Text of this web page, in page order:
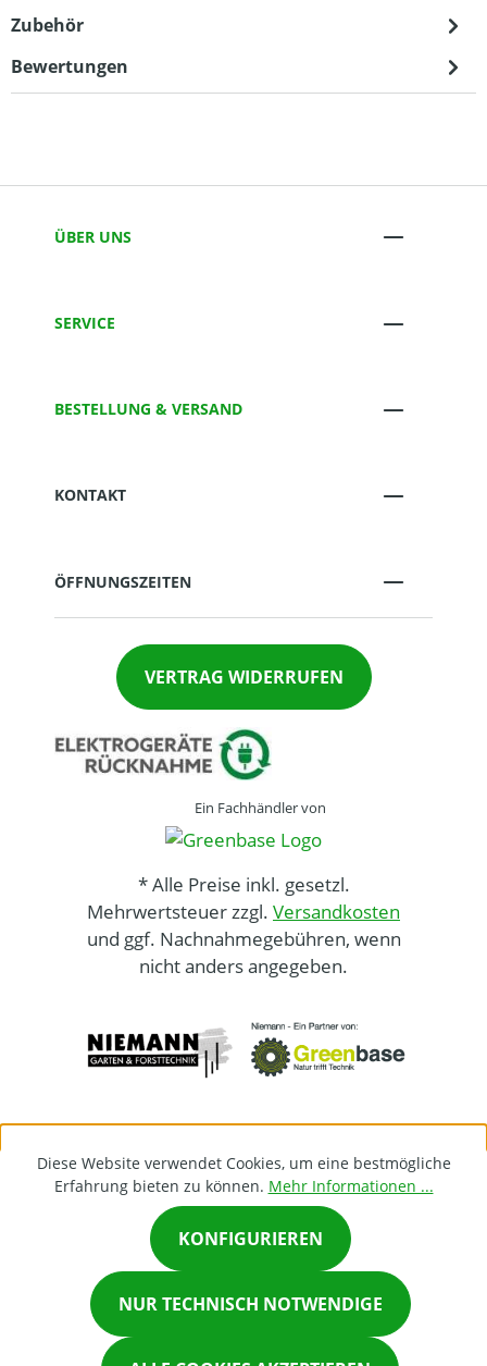
Zubehör
Bewertungen
Chat on Whatsapp
×
ÜBER UNS
SERVICE
BESTELLUNG & VERSAND
KONTAKT
ÖFFNUNGSZEITEN
VERTRAG WIDERRUFEN
Ein Fachhändler von
* Alle Preise inkl. gesetzl.
Mehrwertsteuer zzgl. Versandkosten
und ggf. Nachnahmegebühren, wenn
nicht anders angegeben.
Diese Website verwendet Cookies, um eine bestmögliche
Erfahrung bieten zu können. Mehr Informationen ...
NUR TECHNISCH NOTWENDIGE
KONFIGURIEREN